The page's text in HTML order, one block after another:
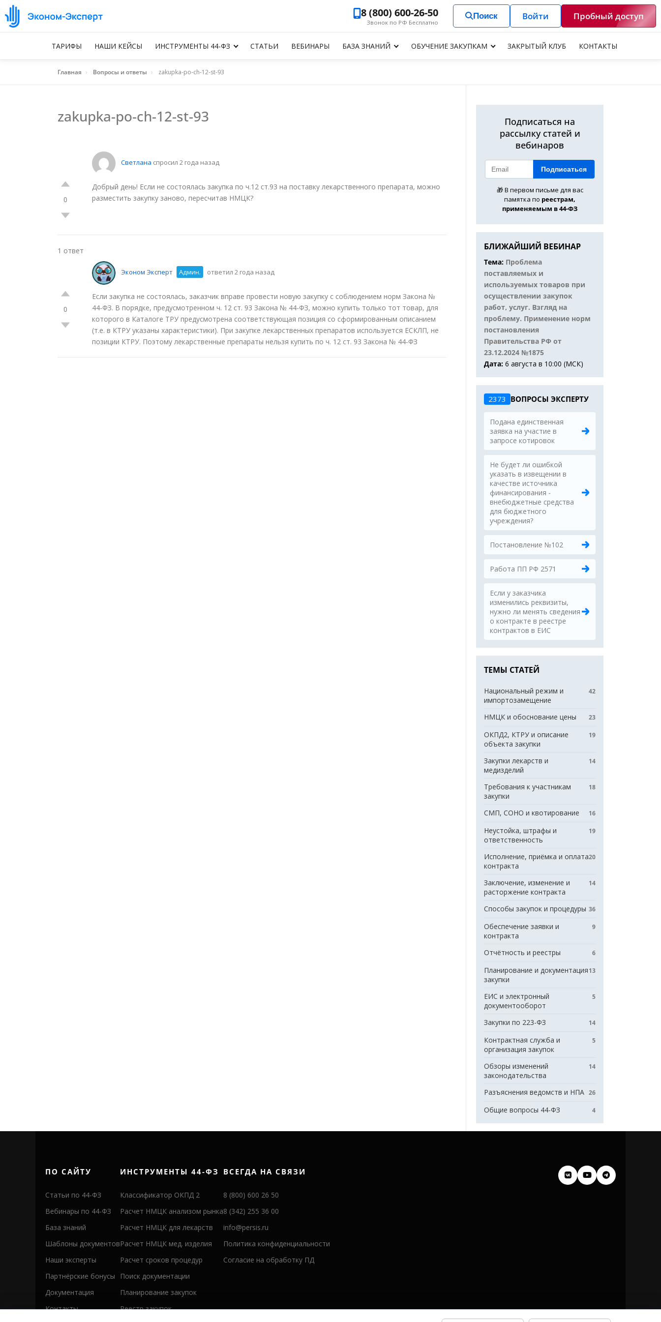
8 (800) 600-26-50
Звонок по РФ Бесплатно
Поиск Войти Пробный доступ
ТАРИФЫ НАШИ КЕЙСЫ ИНСТРУМЕНТЫ 44-ФЗ СТАТЬИ ВЕБИНАРЫ БАЗА ЗНАНИЙ ОБУЧЕНИЕ ЗАКУПКАМ ЗАКРЫТЫЙ КЛУБ КОНТАКТЫ
Главная › Вопросы и ответы › zakupka-po-ch-12-st-93
zakupka-po-ch-12-st-93
0
Светлана спросил 2 года назад
Добрый день! Если не состоялась закупка по ч.12 ст.93 на поставку лекарственного препарата, можно
разместить закупку заново, пересчитав НМЦК?
1 ответ
0
Эконом Эксперт Админ. ответил 2 года назад
Если закупка не состоялась, заказчик вправе провести новую закупку с соблюдением норм Закона №
44-ФЗ. В порядке, предусмотренном ч. 12 ст. 93 Закона № 44-ФЗ, можно купить только тот товар, для
которого в Каталоге ТРУ предусмотрена соответствующая позиция со сформированным описанием
(т.е. в КТРУ указаны характеристики). При закупке лекарственных препаратов используется ЕСКЛП, не
позиции КТРУ. Поэтому лекарственные препараты нельзя купить по ч. 12 ст. 93 Закона № 44-ФЗ
Подписаться на
рассылку статей и
вебинаров
Подписаться
🎁 В первом письме для вас
памятка по реестрам,
применяемым в 44-ФЗ
БЛИЖАЙШИЙ ВЕБИНАР
Тема: Проблема
поставляемых и
используемых товаров при
осуществлении закупок
работ, услуг. Взгляд на
проблему. Применение норм
постановления
Правительства РФ от
23.12.2024 №1875
Дата: 6 августа в 10:00 (МСК)
2373 ВОПРОСЫ ЭКСПЕРТУ
Подана единственная
заявка на участие в
запросе котировок
Не будет ли ошибкой
указать в извещении в
качестве источника
финансирования -
внебюджетные средства
для бюджетного
учреждения?
Постановление №102
Работа ПП РФ 2571
Если у заказчика
изменились реквизиты,
нужно ли менять сведения
о контракте в реестре
контрактов в ЕИС
ТЕМЫ СТАТЕЙ
Национальный режим и
импортозамещение
42
НМЦК и обоснование цены 23
ОКПД2, КТРУ и описание
объекта закупки
19
Закупки лекарств и
медизделий
14
Требования к участникам
закупки
18
СМП, СОНО и квотирование 16
Неустойка, штрафы и
ответственность
19
Исполнение, приёмка и оплата
контракта
20
Заключение, изменение и
расторжение контракта
14
Способы закупок и процедуры 36
Обеспечение заявки и
контракта
9
Отчётность и реестры 6
Планирование и документация
закупки
13
ЕИС и электронный
документооборот
5
Закупки по 223-ФЗ 14
Контрактная служба и
организация закупок
5
Обзоры изменений
законодательства
14
Разъяснения ведомств и НПА 26
Общие вопросы 44-ФЗ 4
ПО САЙТУ
Статьи по 44-ФЗ
Вебинары по 44-ФЗ
База знаний
Шаблоны документов
Наши эксперты
Партнёрские бонусы
Документация
Контакты
ИНСТРУМЕНТЫ 44-ФЗ
Классификатор ОКПД 2
Расчет НМЦК анализом рынка
Расчет НМЦК для лекарств
Расчет НМЦК мед. изделия
Расчет сроков процедур
Поиск документации
Планирование закупок
Реестр закупок
ВСЕГДА НА СВЯЗИ
8 (800) 600 26 50
8 (342) 255 36 00
info@persis.ru
Политика конфиденциальности
Согласие на обработку ПД